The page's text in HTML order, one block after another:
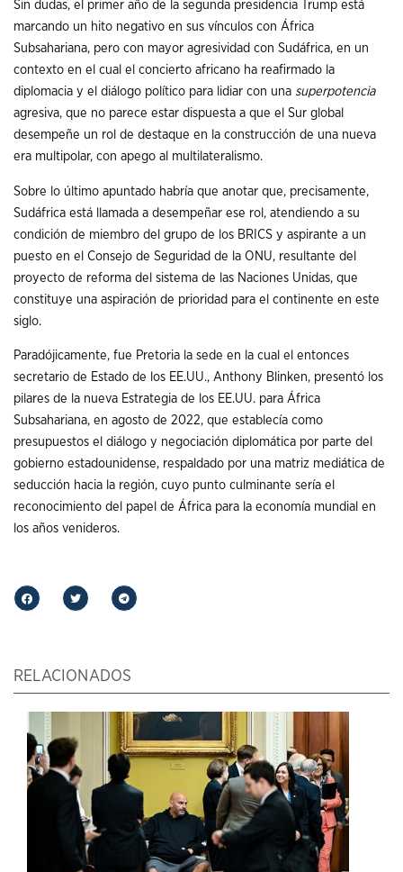
Sin dudas, el primer año de la segunda presidencia Trump está
marcando un hito negativo en sus vínculos con África
Subsahariana, pero con mayor agresividad con Sudáfrica, en un
contexto en el cual el concierto africano ha reafirmado la
diplomacia y el diálogo político para lidiar con una superpotencia
agresiva, que no parece estar dispuesta a que el Sur global
desempeñe un rol de destaque en la construcción de una nueva
era multipolar, con apego al multilateralismo.
Sobre lo último apuntado habría que anotar que, precisamente,
Sudáfrica está llamada a desempeñar ese rol, atendiendo a su
condición de miembro del grupo de los BRICS y aspirante a un
puesto en el Consejo de Seguridad de la ONU, resultante del
proyecto de reforma del sistema de las Naciones Unidas, que
constituye una aspiración de prioridad para el continente en este
siglo.
Paradójicamente, fue Pretoria la sede en la cual el entonces
secretario de Estado de los EE.UU., Anthony Blinken, presentó los
pilares de la nueva Estrategia de los EE.UU. para África
Subsahariana, en agosto de 2022, que establecía como
presupuestos el diálogo y negociación diplomática por parte del
gobierno estadounidense, respaldado por una matriz mediática de
seducción hacia la región, cuyo punto culminante sería el
reconocimiento del papel de África para la economía mundial en
los años venideros.
RELACIONADOS